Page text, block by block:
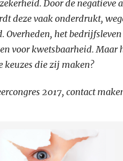
Door de
deze vaak onderdrukt,
Overheden, het
voor kwetsbaarheid.
keuzes die zij maken?
2017, contact